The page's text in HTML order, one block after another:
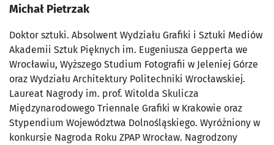
Michał Pietrzak
Doktor sztuki. Absolwent Wydziału Grafiki i Sztuki Mediów
Akademii Sztuk Pięknych im. Eugeniusza Gepperta we
Wrocławiu, Wyższego Studium Fotografii w Jeleniej Górze
oraz Wydziału Architektury Politechniki Wrocławskiej.
Laureat Nagrody im. prof. Witolda Skulicza
Międzynarodowego Triennale Grafiki w Krakowie oraz
Stypendium Województwa Dolnośląskiego. Wyróżniony w
konkursie Nagroda Roku ZPAP Wrocław. Nagrodzony